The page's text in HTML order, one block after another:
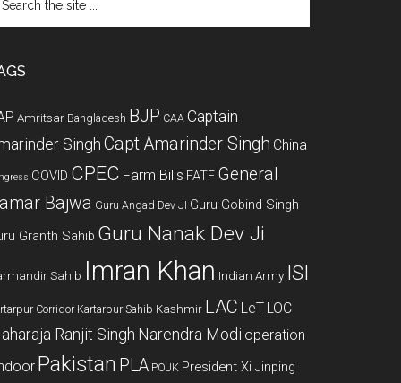
Amritsar Bangladesh BJP CAA Captain
SinghCapt Amarinder Singh China
COVID CPEC Farm Bills FATF General
Bajwa Guru Angad Dev JI Guru Gobind Singh
Granth Sahib Guru Nanak Dev Ji
Sahib Imran Khan Indian Army ISI
Corridor Kartarpur Sahib Kashmir LAC LeT LOC
Ranjit Singh Narendra Modi operation
Pakistan PLA POJK President Xi Jinping